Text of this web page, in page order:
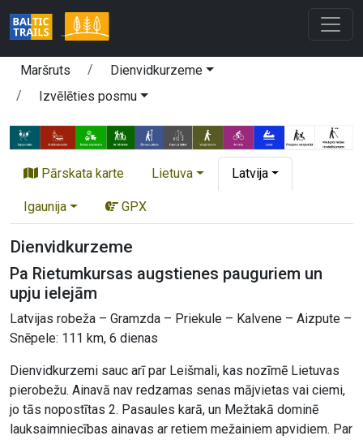
Maršruts
Dienvidkurzeme
Izvēlēties posmu
Pārskata karte Lietuva Latvija
Igaunija GPX
Dienvidkurzeme
Pa Rietumkursas augstienes pauguriem un
upju ielejām
Latvijas robeža – Gramzda – Priekule – Kalvene – Aizpute –
Snēpele: 111 km, 6 dienas
Dienvidkurzemi sauc arī par Leišmali, kas nozīmē Lietuvas
pierobežu. Ainavā nav redzamas senas mājvietas vai ciemi,
jo tās nopostītas 2. Pasaules karā, un Mežtakā dominē
lauksaimniecības ainavas ar retiem mežainiem apvidiem. Par